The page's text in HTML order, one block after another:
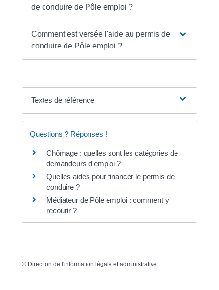
de conduire de Pôle emploi ?
Comment est versée l'aide au permis de
conduire de Pôle emploi ?
Textes de référence
Questions ? Réponses !
Chômage : quelles sont les catégories de
demandeurs d'emploi ?
Quelles aides pour financer le permis de
conduire ?
Médiateur de Pôle emploi : comment y
recourir ?
© Direction de l'information légale et administrative